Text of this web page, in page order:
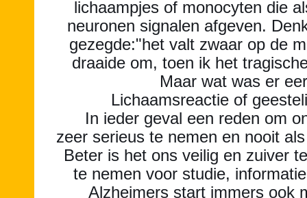
lichaampjes of monocyten die
neuronen signalen afgeven.
gezegde:"het valt zwaar op de
draaide om, toen ik het
Maar wat was er
Lichaamsreactie of
In ieder geval een reden om
zeer serieus te nemen en nooit
Beter is het ons veilig en zuiver
te nemen voor studie,
Alzheimers start immers ook